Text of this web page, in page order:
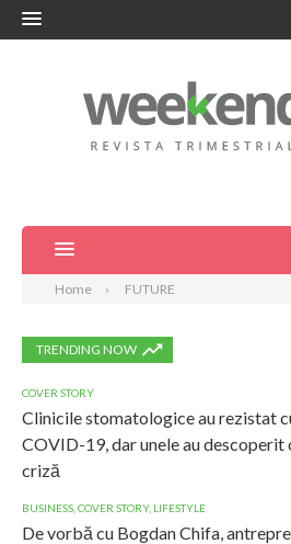
Home FUTURE
TRENDING NOW
COVER STORY
Clinicile stomatologice au rezistat
COVID-19, dar unele au
criză
BUSINESS COVER STORY, LIFESTYLE
De vorbă cu Bogdan Chifa,